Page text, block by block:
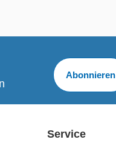
Abonnieren
Service